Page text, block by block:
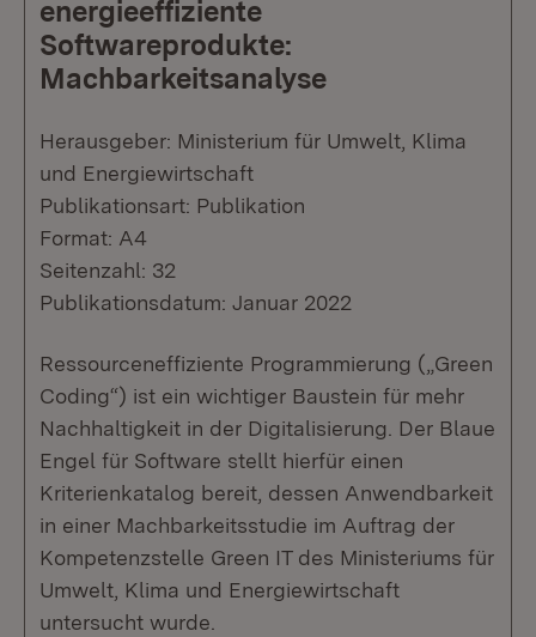
energieeffiziente
Softwareprodukte:
Machbarkeitsanalyse
Herausgeber: Ministerium für Umwelt, Klima
und Energiewirtschaft
Publikationsart: Publikation
Format: A4
Seitenzahl: 32
Publikationsdatum: Januar 2022
Ressourceneffiziente Programmierung („Green
Coding“) ist ein wichtiger Baustein für mehr
Nachhaltigkeit in der Digitalisierung. Der Blaue
Engel für Software stellt hierfür einen
Kriterienkatalog bereit, dessen Anwendbarkeit
in einer Machbarkeitsstudie im Auftrag der
Kompetenzstelle Green IT des Ministeriums für
Umwelt, Klima und Energiewirtschaft
untersucht wurde.